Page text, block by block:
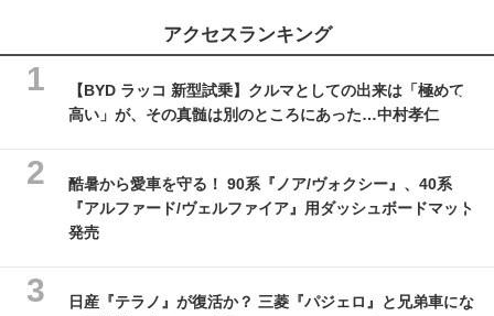
アクセスランキング
【BYD ラッコ 新型試乗】クルマとしての出来は「極めて
高い」が、その真髄は別のところにあった…中村孝仁
酷暑から愛車を守る！ 90系『ノア/ヴォクシー』、40系
『アルファード/ヴェルファイア』用ダッシュボードマット
発売
日産『テラノ』が復活か？ 三菱『パジェロ』と兄弟車にな